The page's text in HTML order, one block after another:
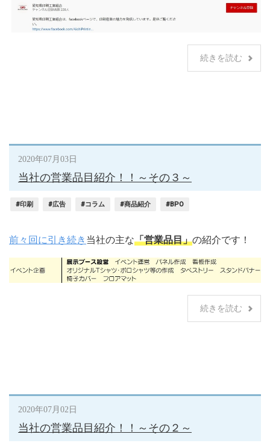
続きを読む
2020年07月03日
当社の営業品目紹介！！～その３～
#印刷 #広告 #コラム #商品紹介 #BPO
前々回に引き続き 当社の主な「営業品目」の紹介です！
続きを読む
2020年07月02日
当社の営業品目紹介！！～その２～